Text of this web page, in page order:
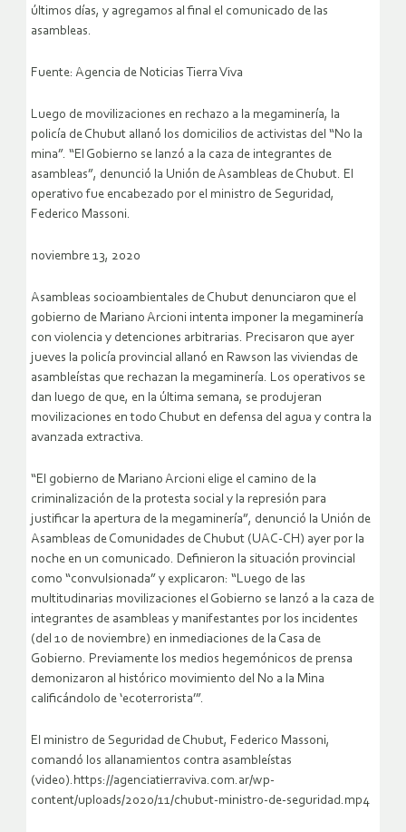
últimos días, y agregamos al final el comunicado de las
asambleas.
Fuente: Agencia de Noticias Tierra Viva
Luego de movilizaciones en rechazo a la megaminería, la
policía de Chubut allanó los domicilios de activistas del “No la
mina”. “El Gobierno se lanzó a la caza de integrantes de
asambleas”, denunció la Unión de Asambleas de Chubut. El
operativo fue encabezado por el ministro de Seguridad,
Federico Massoni.
noviembre 13, 2020
Asambleas socioambientales de Chubut denunciaron que el
gobierno de Mariano Arcioni intenta imponer la megaminería
con violencia y detenciones arbitrarias. Precisaron que ayer
jueves la policía provincial allanó en Rawson las viviendas de
asambleístas que rechazan la megaminería. Los operativos se
dan luego de que, en la última semana, se produjeran
movilizaciones en todo Chubut en defensa del agua y contra la
avanzada extractiva.
“El gobierno de Mariano Arcioni elige el camino de la
criminalización de la protesta social y la represión para
justificar la apertura de la megaminería”, denunció la Unión de
Asambleas de Comunidades de Chubut (UAC-CH) ayer por la
noche en un comunicado. Definieron la situación provincial
como “convulsionada” y explicaron: “Luego de las
multitudinarias movilizaciones el Gobierno se lanzó a la caza de
integrantes de asambleas y manifestantes por los incidentes
(del 10 de noviembre) en inmediaciones de la Casa de
Gobierno. Previamente los medios hegemónicos de prensa
demonizaron al histórico movimiento del No a la Mina
calificándolo de ‘ecoterrorista’”.
El ministro de Seguridad de Chubut, Federico Massoni,
comandó los allanamientos contra asambleístas
(video).https://agenciatierraviva.com.ar/wp-
content/uploads/2020/11/chubut-ministro-de-seguridad.mp4